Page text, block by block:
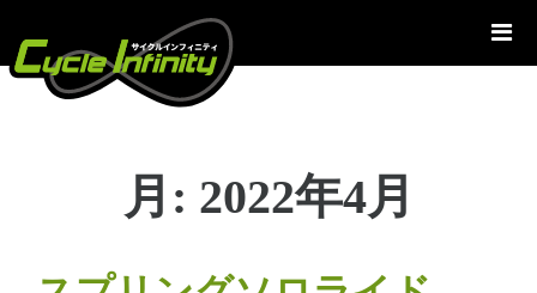
テ
月: 2022年4月